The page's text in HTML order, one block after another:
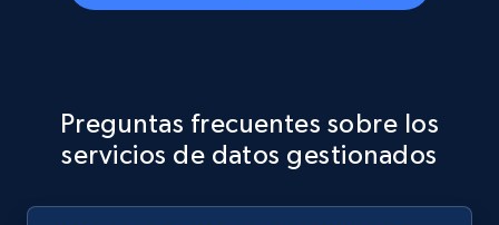
Preguntas frecuentes sobre los
servicios de datos gestionados